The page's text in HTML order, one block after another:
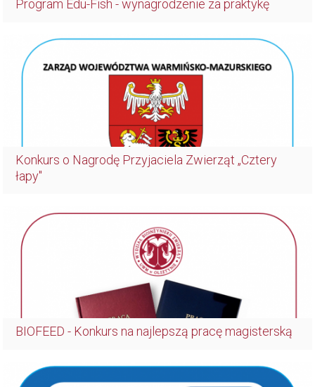
Program Edu-Fish - wynagrodzenie za praktykę
Konkurs o Nagrodę Przyjaciela Zwierząt „Cztery
łapy"
BIOFEED - Konkurs na najlepszą pracę magisterską